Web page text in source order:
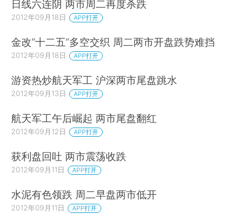
日线六连阴 两市周二再度杀跌
2012年09月18日 APP打开
金改“十二五”多空交织 周二两市开盘跌势难挡
2012年09月18日 APP打开
游资热炒航天军工 沪深两市尾盘跳水
2012年09月13日 APP打开
航天军工午后崛起 两市尾盘翻红
2012年09月12日 APP打开
获利盘回吐 两市震荡收跌
2012年09月11日 APP打开
水泥有色领跌 周二早盘两市低开
2012年09月11日 APP打开